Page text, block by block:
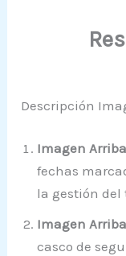
Descripción
Imagen
fechas
la gestión del
Imagen
casco de